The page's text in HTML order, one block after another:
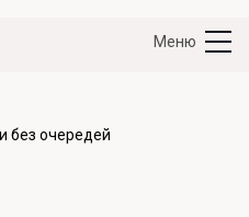
Меню
без очередей